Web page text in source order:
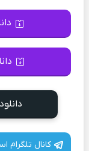
کانال تلگرام